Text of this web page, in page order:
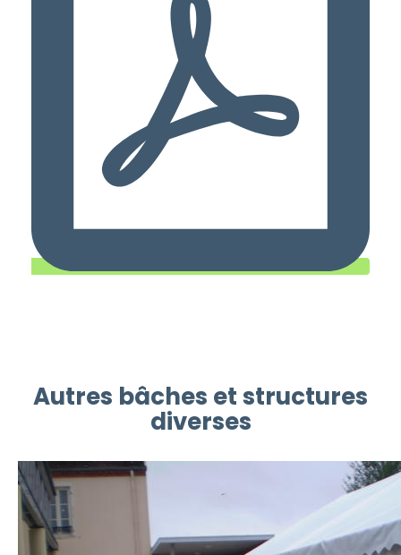
Autres bâches et structures
diverses